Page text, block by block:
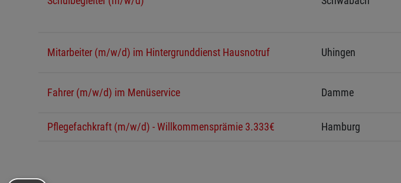
Mitarbeiter (m/w/d) im Hintergrunddienst Hausnotruf Uhingen
Fahrer (m/w/d) im Menüservice Damme
Pflegefachkraft (m/w/d) - Willkommensprämie 3.333€ Hamburg